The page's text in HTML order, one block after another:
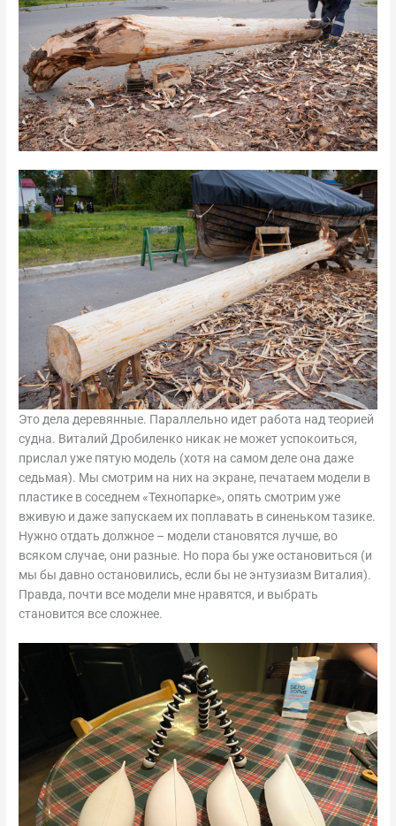
Это дела деревянные. Параллельно идет работа над теорией
судна. Виталий Дробиленко никак не может успокоиться,
прислал уже пятую модель (хотя на самом деле она даже
седьмая). Мы смотрим на них на экране, печатаем модели в
пластике в соседнем «Технопарке», опять смотрим уже
вживую и даже запускаем их поплавать в синеньком тазике.
Нужно отдать должное – модели становятся лучше, во
всяком случае, они разные. Но пора бы уже остановиться (и
мы бы давно остановились, если бы не энтузиазм Виталия).
Правда, почти все модели мне нравятся, и выбрать
становится все сложнее.